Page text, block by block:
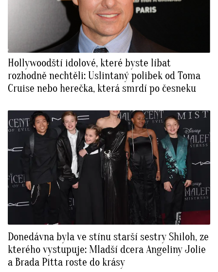
Hollywoodští idolové, které byste líbat
rozhodně nechtěli: Uslintaný polibek od Toma
Cruise nebo herečka, která smrdí po česneku
Donedávna byla ve stínu starší sestry Shiloh, ze
kterého vystupuje: Mladší dcera Angeliny Jolie
a Brada Pitta roste do krásy